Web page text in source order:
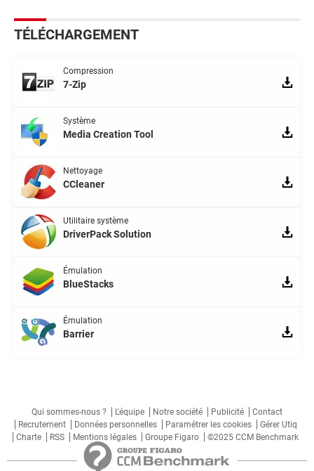
TÉLÉCHARGEMENT
Compression
7-Zip
Système
Media Creation Tool
Nettoyage
CCleaner
Utilitaire système
DriverPack Solution
Émulation
BlueStacks
Émulation
Barrier
Qui sommes-nous ? L'équipe Notre société Publicité
Contact
Recrutement
Données personnelles Paramétrer les cookies
Gérer Utiq
Charte
RSS Mentions légales Groupe Figaro ©2025 CCM Benchmark